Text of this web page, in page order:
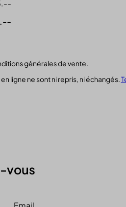
générales de vente.
ligne ne sont ni repris, ni échangés.
vous